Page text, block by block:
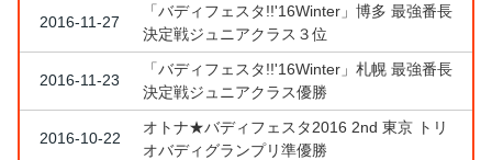
2016-11-27
「バディフェスタ!!'16Winter」博多 最強番長
決定戦ジュニアクラス３位
2016-11-23
「バディフェスタ!!'16Winter」札幌 最強番長
決定戦ジュニアクラス優勝
2016-10-22
オトナ★バディフェスタ2016 2nd 東京 トリ
オバディグランプリ準優勝